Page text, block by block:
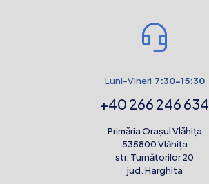
Luni-Vineri 7:30-15:30
+40 266 246 634
Primăria Orașul Vlăhița
535800 Vlăhița
str. Turnătorilor 20
jud. Harghita